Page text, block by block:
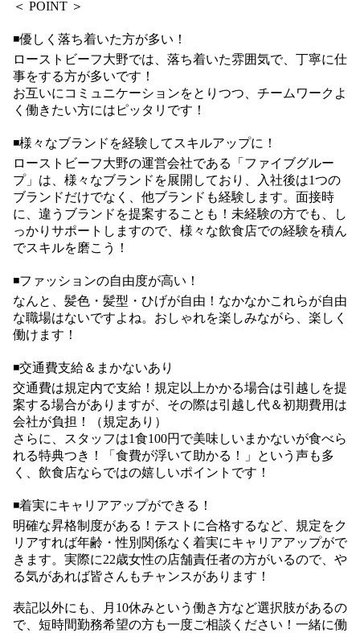
＜ POINT ＞
◾️優しく落ち着いた方が多い！
ローストビーフ大野では、落ち着いた雰囲気で、丁寧に仕
事をする方が多いです！
お互いにコミュニケーションをとりつつ、チームワークよ
く働きたい方にはピッタリです！
◾️様々なブランドを経験してスキルアップに！
ローストビーフ大野の運営会社である「ファイブグルー
プ」は、様々なブランドを展開しており、入社後は1つの
ブランドだけでなく、他ブランドも経験します。面接時
に、違うブランドを提案することも！未経験の方でも、し
っかりサポートしますので、様々な飲食店での経験を積ん
でスキルを磨こう！
◾️ファッションの自由度が高い！
なんと、髪色・髪型・ひげが自由！なかなかこれらが自由
な職場はないですよね。おしゃれを楽しみながら、楽しく
働けます！
◾️交通費支給＆まかないあり
交通費は規定内で支給！規定以上かかる場合は引越しを提
案する場合がありますが、その際は引越し代＆初期費用は
会社が負担！（規定あり）
さらに、スタッフは1食100円で美味しいまかないが食べら
れる特典つき！「食費が浮いて助かる！」という声も多
く、飲食店ならではの嬉しいポイントです！
◾️着実にキャリアアップができる！
明確な昇格制度がある！テストに合格するなど、規定をク
リアすれば年齢・性別関係なく着実にキャリアアップがで
きます。実際に22歳女性の店舗責任者の方がいるので、や
る気があれば皆さんもチャンスがあります！
表記以外にも、月10休みという働き方など選択肢があるの
で、短時間勤務希望の方も一度ご相談ください！一緒に働